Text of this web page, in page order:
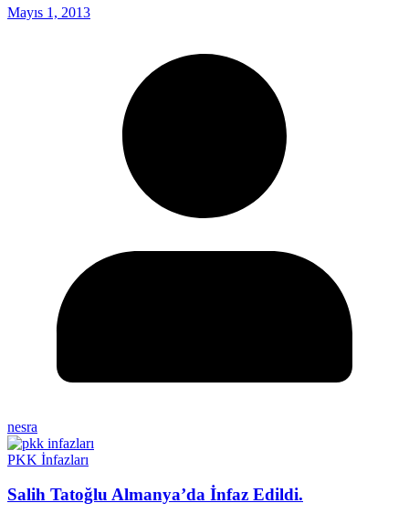
Mayıs 1, 2013
nesra
PKK İnfazları
Salih Tatoğlu Almanya’da İnfaz Edildi.